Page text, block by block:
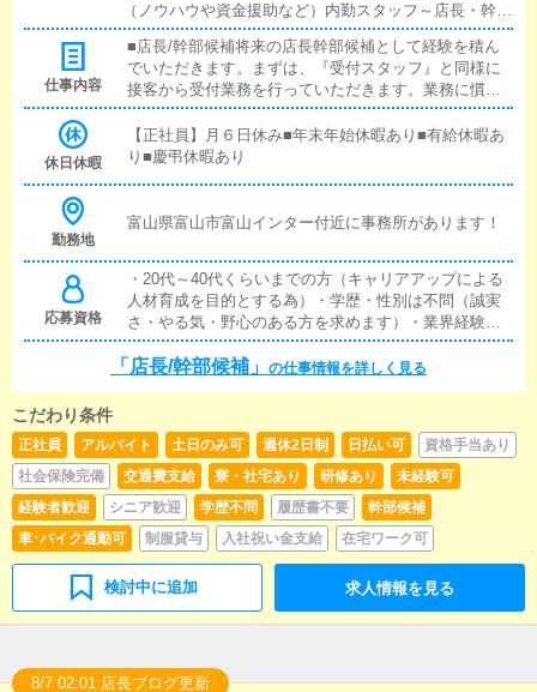
（ノウハウや資金援助など）内勤スタッフ～店長・幹部
補佐～を経て頂きます
仕事内容
■店長/幹部候補将来の店長幹部候補として経験を積ん
でいただきます。まずは、『受付スタッフ』と同様に
接客から受付業務を行っていただきます。業務に慣れ
てきたら、『キャストの管理』や『経営に関わる業
務』を順に覚えていただきます。早い方だと１年ぐら
いで、店長として新しい店舗の運営をお任せします。■
や、会計作業、注意事項の喚起などをお願いします。
を見ながら徐々に覚えていただきますので、未経験の
方でも安心して働けます。■企画の立案店舗イベントや
店舗運営など様々な企画を提案していただきます。
【新規のお客様の増加】【お客様のリピート率の向
繋がる施策の提案を行っていただきます。■キャスト管
理お店で働いていただいているキャストの方が稼げる
使い方などのアドバイスを行っていただきます。■PC
更新業務ヘブンネットなど、ポータルサイト等の店舗
情報更新作業を行っていただきます。キャストの出勤
情報やイベント、求人ブログの作成となります。基本
的にはボタンを押すだけや、ブログの更新時に簡単に
文字が入力出来れば問題ありません。PCが苦手な人で
も簡単にできます。■清掃・備品管理お客様やキャスト
の方に快適にお過ごしいただくため、店内の清掃や備
品の管理・補充を行っていただきます。
休日休暇
【正社員】月６日休み■年末年始休暇あり■有給休暇あ
り■慶弔休暇あり
勤務地
富山県富山市富山インター付近に事務所があります！
応募資格
・20代～40代くらいまでの方（キャリアアップによる
人材育成を目的とする為）・学歴・性別は不問（誠実
さ・やる気・野心のある方を求めます）・業界経験は
不問【店長/幹部候補】職は絶対的に”やる気”が必要で
す！「この業界でやっていくことを決めた！」「絶対
が有利ですし、即戦力です。他県、他グループで培っ
た知識や経験を是非活かして欲しいです！もし未経験
だった場合はかなり勉強は必要になります。業界の
事、売上の事、女性管理の事、PC操作の事などなど…
覚えないといけない知識は大量にあり、恐らく最初は
かなり大変です。ただ、本人のやる気や将来自分に待
っている待遇を理解してもらい、全力で仕事に向き合
えるのであれば是非一緒に頑張って欲しいです！
「店長/幹部候補」 の仕事情報を詳しく見る
こだわり条件
正社員 アルバイト 土日のみ可 週休2日制 日払い可
資格手当あり
社会保険完備
交通費支給 寮・社宅あり 研修あり
未経験可
経験者歓迎
シニア歓迎 学歴不問 履歴書不要
幹部候補
車･バイク通勤可
制服貸与 入社祝い金支給 在宅ワーク可
検討中に追加 求人情報を見る
8/7 02:01 店長ブログ更新